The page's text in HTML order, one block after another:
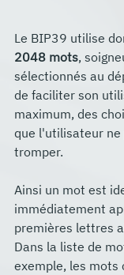
Le BIP39 utilise
2048 mots,
sélectionnés au
de faciliter son
maximum, des
que l'utilisateur ne
tromper.
Ainsi un mot est
immédiatement
premières lettres
Dans la liste de
exemple, les mots